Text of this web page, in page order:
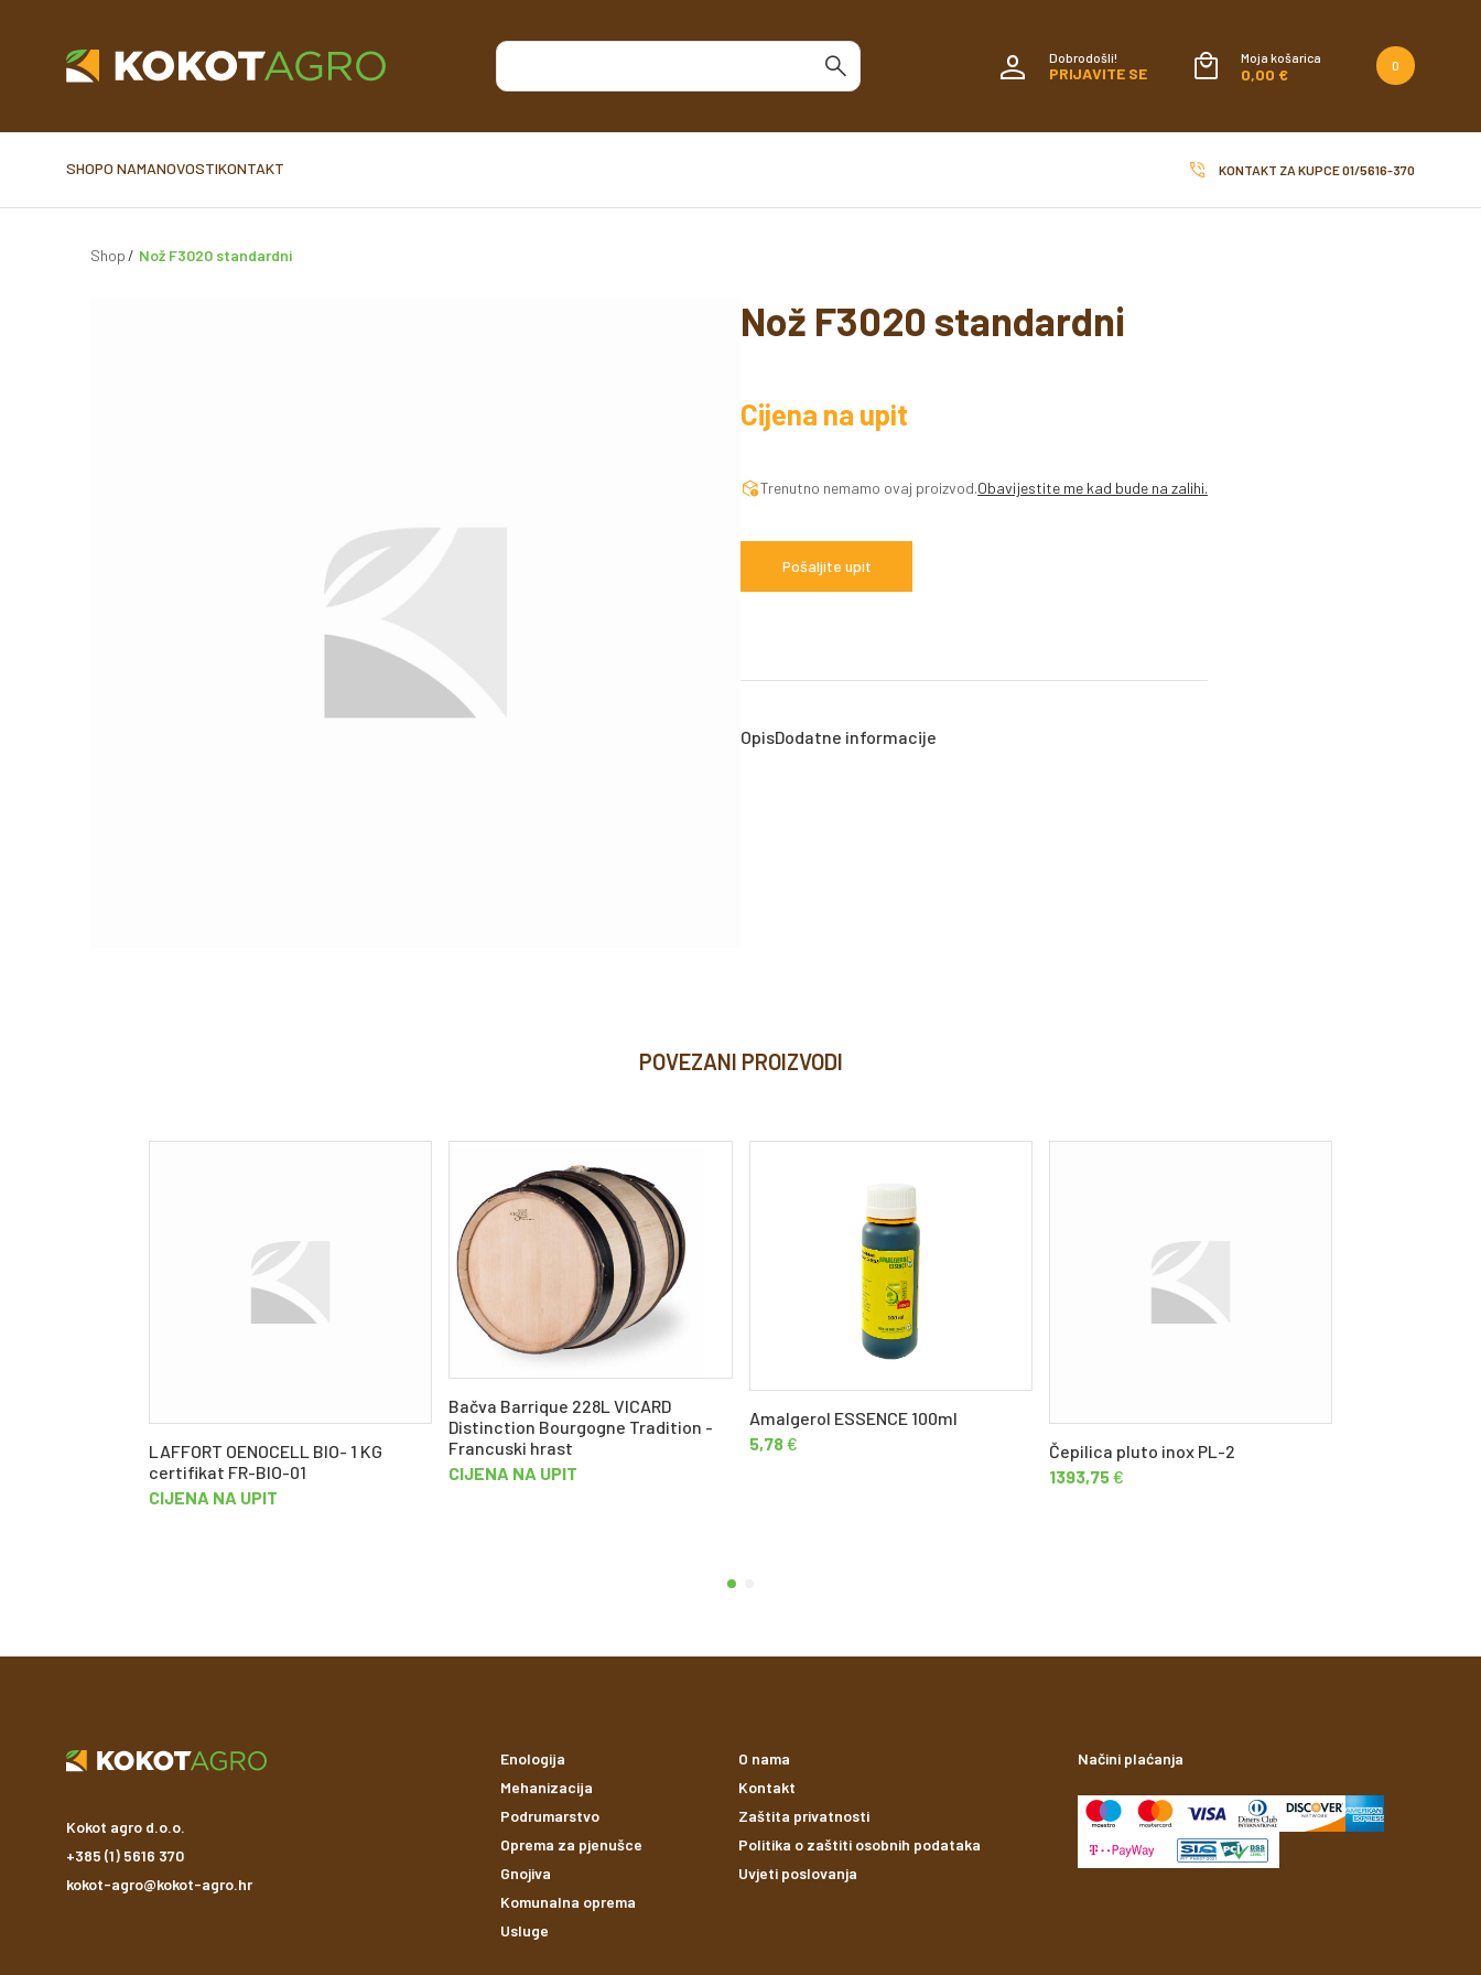
Dobrodošli!
PRIJAVITE SE
Moja košarica
0,00 €
0
SHOPO NAMANOVOSTIKONTAKT KONTAKT ZA KUPCE01/5616-370
Shop Nož F3020 standardni
Nož F3020 standardni
Cijena na upit
Trenutno nemamo ovaj proizvod.Obavijestite me kad bude na zalihi.
Pošaljite upit
OpisDodatne informacije
POVEZANI PROIZVODI
LAFFORT OENOCELL BIO- 1 KG
certifikat FR-BIO-01
CIJENA NA UPIT
Bačva Barrique 228L VICARD
Distinction Bourgogne Tradition -
Francuski hrast
CIJENA NA UPIT
Amalgerol ESSENCE 100ml
5,78€
Čepilica pluto inox PL-2
1393,75€
Kokot agro d.o.o.
+385 (1) 5616 370
kokot-agro@kokot-agro.hr
Enologija
Mehanizacija
Podrumarstvo
Oprema za pjenušce
Gnojiva
Komunalna oprema
Usluge
O nama
Kontakt
Zaštita privatnosti
Politika o zaštiti osobnih podataka
Uvjeti poslovanja
Načini plaćanja